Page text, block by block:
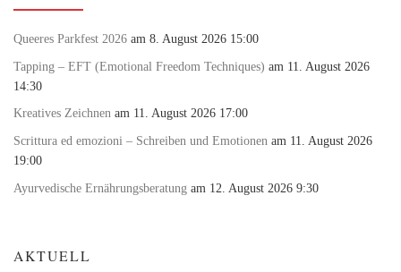
Queeres Parkfest 2026 am 8. August 2026 15:00
Tapping – EFT (Emotional Freedom Techniques) am 11. August 2026
14:30
Kreatives Zeichnen am 11. August 2026 17:00
Scrittura ed emozioni – Schreiben und Emotionen am 11. August 2026
19:00
Ayurvedische Ernährungsberatung am 12. August 2026 9:30
AKTUELL